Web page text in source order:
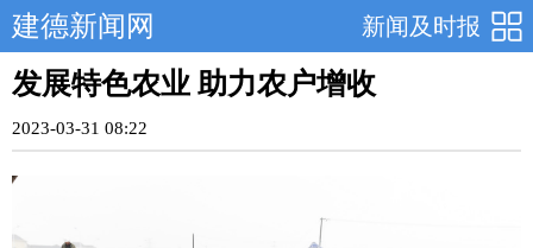
新闻及时报
建德新闻网
发展特色农业 助力农户增收
2023-03-31 08:22